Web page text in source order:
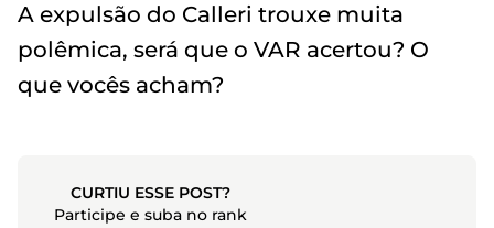
A expulsão do Calleri trouxe muita
polêmica, será que o VAR acertou? O
que vocês acham?
CURTIU ESSE POST?
Participe e suba no rank